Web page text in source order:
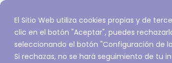
El Sitio Web utiliza cookies propias y de
clic en el botón "Aceptar", puedes
seleccionando el botón "Configuración de
Si rechazas, no se hará seguimiento de tu